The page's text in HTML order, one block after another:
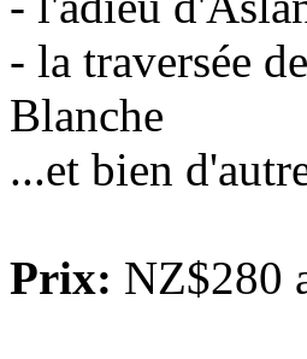
- la traversée
Blanche
...et bien
Prix: NZ$280